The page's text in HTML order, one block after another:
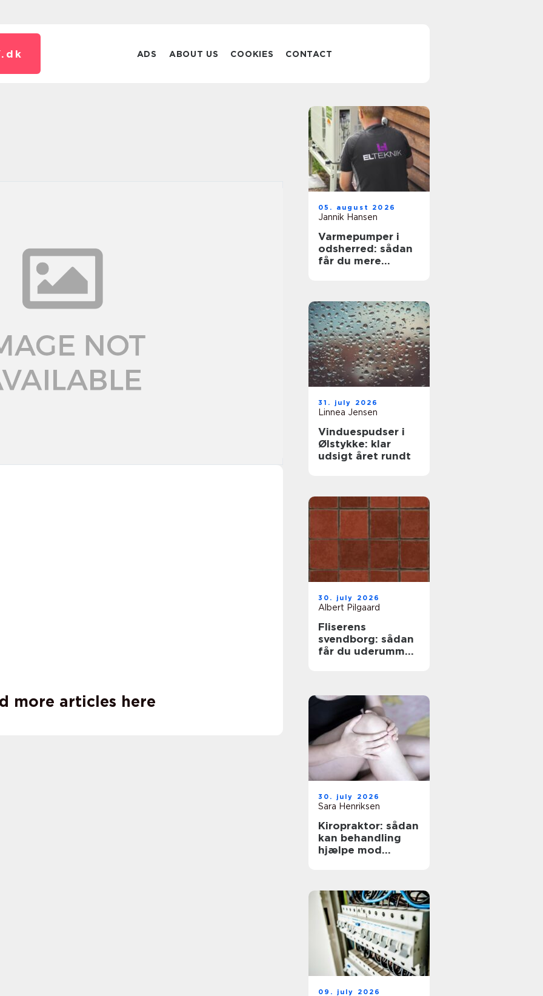
dk ADS ABOUT US COOKIES CONTACT
more articles here
05. august 2026
Jannik Hansen
Varmepumper i
odsherred: sådan
får du mere
31. july 2026
Linnea Jensen
Vinduespudser i
Ølstykke: klar
udsigt året rundt
30. july 2026
Albert Pilgaard
Fliserens
svendborg: sådan
får du uderummet
30. july 2026
Sara Henriksen
Kiropraktor: sådan
kan behandling
hjælpe mod
09. july 2026